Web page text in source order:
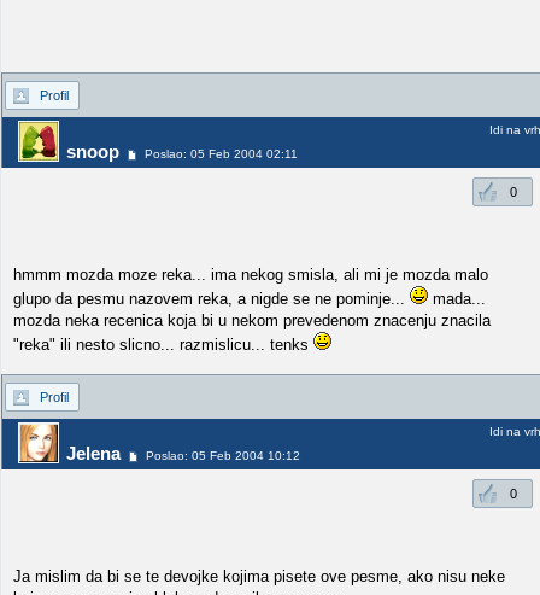
Profil
snoop Poslao: 05 Feb 2004 02:11
Idi na vrh
0
hmmm mozda moze reka... ima nekog smisla, ali mi je mozda malo
glupo da pesmu nazovem reka, a nigde se ne pominje...
mada...
mozda neka recenica koja bi u nekom prevedenom znacenju znacila
"reka" ili nesto slicno... razmislicu... tenks
Profil
Jelena Poslao: 05 Feb 2004 10:12
Idi na vrh
0
Ja mislim da bi se te devojke kojima pisete ove pesme, ako nisu neke